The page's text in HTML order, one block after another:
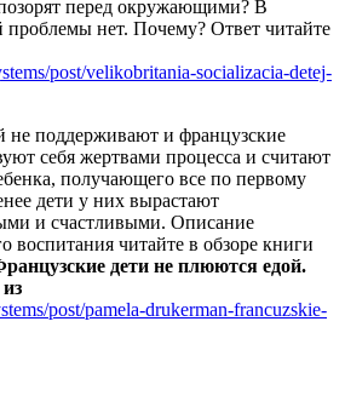
перед окружающими? В
проблемы нет. Почему? Ответ читайте
post/velikobritania-socializacia-detej-
поддерживают и французские
себя жертвами процесса и считают
получающего все по первому
дети у них вырастают
и счастливыми. Описание
воспитания читайте в обзоре книги
дети не плюются едой.
post/pamela-drukerman-francuzskie-